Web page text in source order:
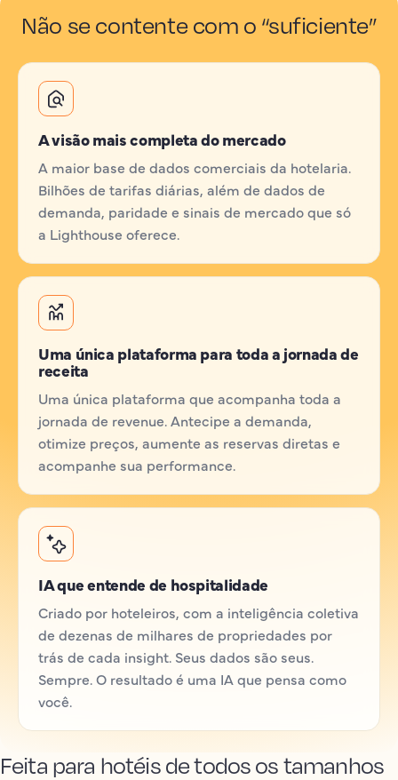
Não se contente com o “suficiente”
A visão mais completa do mercado
A maior base de dados comerciais da hotelaria.
Bilhões de tarifas diárias, além de dados de
demanda, paridade e sinais de mercado que só
a Lighthouse oferece.
Uma única plataforma para toda a jornada de
receita
Uma única plataforma que acompanha toda a
jornada de revenue. Antecipe a demanda,
otimize preços, aumente as reservas diretas e
acompanhe sua performance.
IA que entende de hospitalidade
Criado por hoteleiros, com a inteligência coletiva
de dezenas de milhares de propriedades por
trás de cada insight. Seus dados são seus.
Sempre. O resultado é uma IA que pensa como
você.
Feita para hotéis de todos os tamanhos